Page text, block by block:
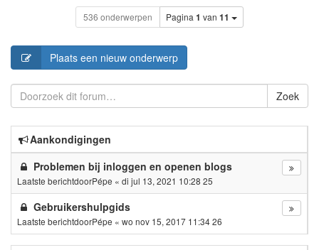
536 onderwerpen Pagina 1 van 11
Plaats een nieuw onderwerp
Zoek
Aankondigingen
Problemen bij inloggen en openen blogs
Laatste berichtdoorPépe « di jul 13, 2021 10:28 25
Gebruikershulpgids
Laatste berichtdoorPépe « wo nov 15, 2017 11:34 26